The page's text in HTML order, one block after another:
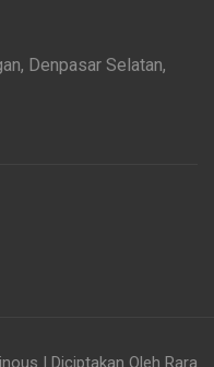
Denpasar Selatan,
| Diciptakan Oleh Rara